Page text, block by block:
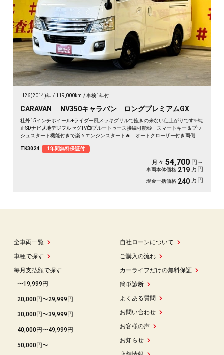
H26(2014)年 119,000km 車検1年付
CARAVAN NV350キャラバン ロングプレミアムGX
社外15インチホイール+ライダー風メッキグリルで飽きの来ない仕上がりです✨純
正SDナビ🗾地デジフルセグTV📺ブルートゥース接続可能😆 スマートキー＆プッ
シュスタート機能付きで楽々エンジンスタート🔥 オートクローザー付き両側ス
のバックカメラ付👀
TK3024 1年間無料保証付
月々 54,700 円～
車両本体価格 219 万円
現金一括価格 240 万円
全車両一覧
車種で探す
毎月支払額で探す
〜19,999円
20,000円〜29,999円
30,000円〜39,999円
40,000円〜49,999円
50,000円〜
自社ローンについて
ご購入の流れ
カーライフだけの無料保証
簡単診断
よくある質問
お問い合わせ
お客様の声
お知らせ